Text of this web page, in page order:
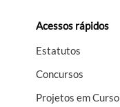
Acessos rápidos
Estatutos
Concursos
Projetos em Curso